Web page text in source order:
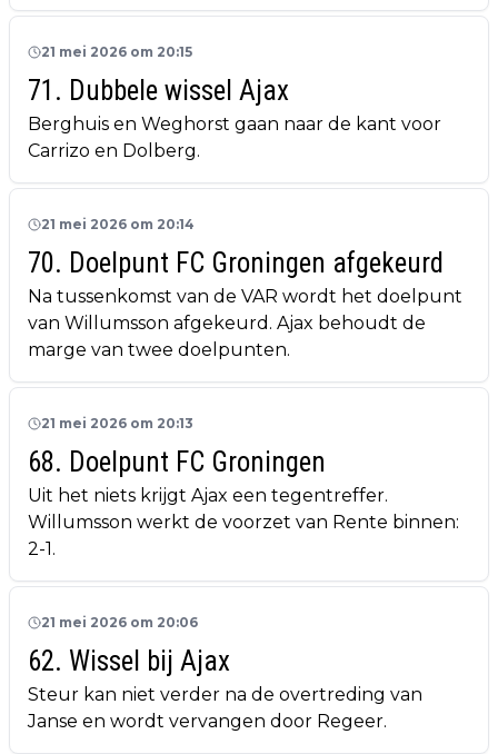
21 mei 2026 om 20:15
71. Dubbele wissel Ajax
Berghuis en Weghorst gaan naar de kant voor
Carrizo en Dolberg.
21 mei 2026 om 20:14
70. Doelpunt FC Groningen afgekeurd
Na tussenkomst van de VAR wordt het doelpunt
van Willumsson afgekeurd. Ajax behoudt de
marge van twee doelpunten.
21 mei 2026 om 20:13
68. Doelpunt FC Groningen
Uit het niets krijgt Ajax een tegentreffer.
Willumsson werkt de voorzet van Rente binnen:
2-1.
21 mei 2026 om 20:06
62. Wissel bij Ajax
Steur kan niet verder na de overtreding van
Janse en wordt vervangen door Regeer.